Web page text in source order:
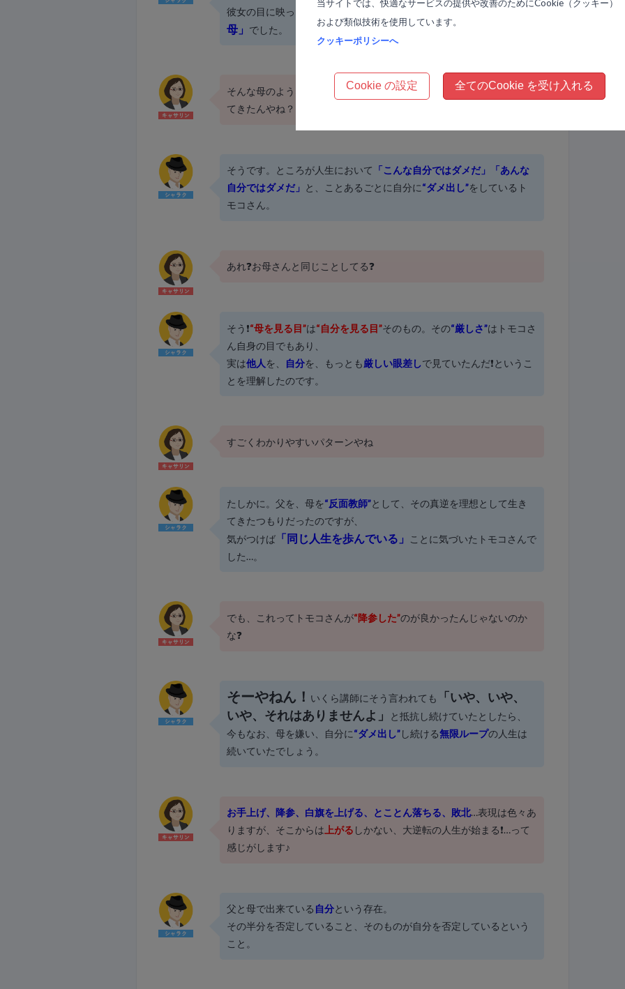
彼女の目に映った母親は
「厳しくて、意地悪で、融通の効かない
母」 でした。
そんな母のような人間ではなく、真逆の、穏やかで優しい人を目指し
てきたんやね？
そうです。ところが人生において 「こんな自分ではダメだ」「あんな
自分ではダメだ」 と、ことあるごとに自分に“ダメ出し”をしているト
モコさん。
あれ❓お母さんと同じことしてる❓
そう❗“母を見る目”は“自分を見る目”そのもの。その“厳しさ”はトモコさ
ん自身の目でもあり、
実は他人 を、 自分を、もっとも厳しい眼差しで見ていたんだ❗というこ
とを理解したのです。
すごくわかりやすいパターンやね
たしかに。父を、母を“反面教師”として、その真逆を理想として生き
てきたつもりだったのですが、
気がつけば 「同じ人生を歩んでいる」
ことに気づいたトモコさんで
した…。
でも、これってトモコさんが“降参した”のが良かったんじゃないのか
な❓
そーやねん！ いくら講師にそう言われても
「いや、いや、
いや、それはありませんよ」
と抵抗し続けていたとしたら、
今もなお、母を嫌い、自分に“ダメ出し”し続ける無限ループの人生は
続いていたでしょう。
お手上げ、降参、白旗を上げる、とことん落ちる、敗北…表現は色々あ
りますが、そこからは 上がる しかない、大逆転の人生が始まる❗…って
感じがします♪
父と母で出来ている 自分という存在。
その半分を否定していること、そのものが自分を否定しているという
こと。
当サイトでは、快適なサービスの提供や改善のためにCookie（クッキー）
および類似技術を使用しています。
クッキーポリシーへ
Cookie の設定 全てのCookie を受け入れる